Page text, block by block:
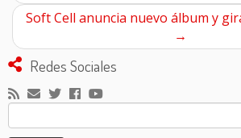
Soft Cell anuncia nuevo álbum y
→
Redes Sociales
Buscar: